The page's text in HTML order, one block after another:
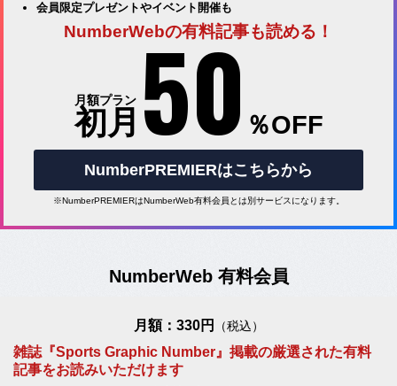
会員限定プレゼントやイベント開催も
NumberWebの有料記事も読める！
月額プラン
初月 50 ％OFF
NumberPREMIERはこちらから
※NumberPREMIERはNumberWeb有料会員とは別サービスになります。
NumberWeb 有料会員
月額：330円 （税込）
雑誌『Sports Graphic Number』掲載の厳選された有料
記事をお読みいただけます